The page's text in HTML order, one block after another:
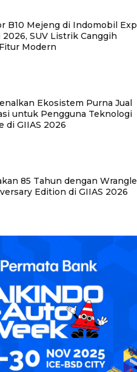
B10 Mejeng di Indomobil
2026, SUV Listrik Canggih
Modern
Ekosistem Purna Jual
untuk Pengguna Teknologi
di GIIAS 2026
85 Tahun dengan
Edition di GIIAS 2026